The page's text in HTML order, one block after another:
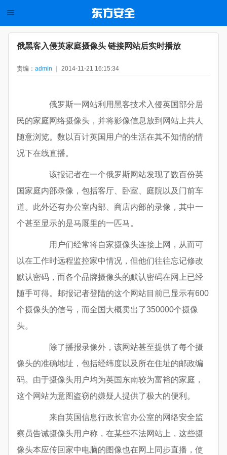
俄黑客入侵英家庭摄像头 链接网站后实时播放
责编： admin ｜ 2014-11-21 16:15:34
俄罗斯一网站利用黑客技术入侵英国部分居
民的家庭网络摄像头，并将影像信息放到网站上共人
随意浏览。数以百计英国用户的生活在其不知情的情
况下在线直播。
该报记者在一个俄罗斯网站发现了数百份英
国家庭内部录像，包括客厅、卧室、庭院以及门前车
道。此外还有办公室内部、商店内部的录像，其中一
个甚至显示的是马厩里的一匹马。
用户们经常将自家摄像头连接上网，从而可
以在工作时远程监控家中情况，但他们往往忘记修改
默认密码，而各个品牌摄像头的默认密码在网上已经
随手可得。邮报记者登陆的这个网站目前已显示有600
个摄像头的信号，而全国大概卖出了350000个摄像
头。
除了播报录像外，该网站甚至提供了每个摄
像头的准确地址，包括经纬度以及所在住址的邮政编
码。由于摄像头用户均为英国东南较为富裕的家庭，
这个网站为意图盗窃的嫌疑人提供了极大的便利。
来自英国信息行政长官办公室的网络安全监
察员告诫摄像头用户称，在某些不法网站上，这些摄
像头本应传回家中电脑的图像也在网上同步直播，使